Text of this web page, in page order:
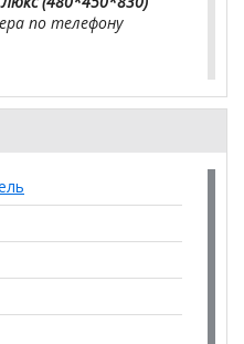
по телефону
магазинаи
магазинах-